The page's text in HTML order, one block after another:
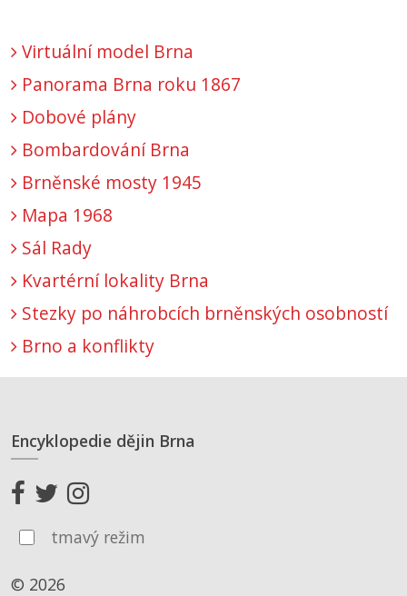
Virtuální model Brna
Panorama Brna roku 1867
Dobové plány
Bombardování Brna
Brněnské mosty 1945
Mapa 1968
Sál Rady
Kvartérní lokality Brna
Stezky po náhrobcích brněnských osobností
Brno a konflikty
Encyklopedie dějin Brna
tmavý režim
© 2026